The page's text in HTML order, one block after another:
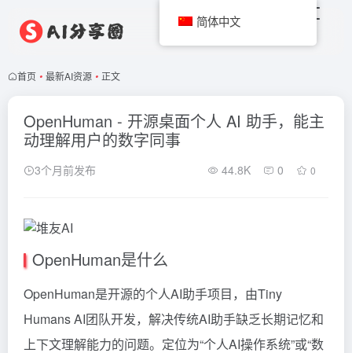
首页 • 最新AI资源 • 正文
OpenHuman - 开源桌面个人 AI 助手，能主
动理解用户的数字同事
3个月前发布 44.8K 0 0
OpenHuman是什么
OpenHuman是开源的个人AI助手项目，由Tiny
Humans AI团队开发，解决传统AI助手缺乏长期记忆和
上下文理解能力的问题。定位为“个人AI操作系统”或“数
简体中文